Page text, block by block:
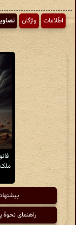
اطّلاعات واژگان
ملک
راهنمای نحوهٔ